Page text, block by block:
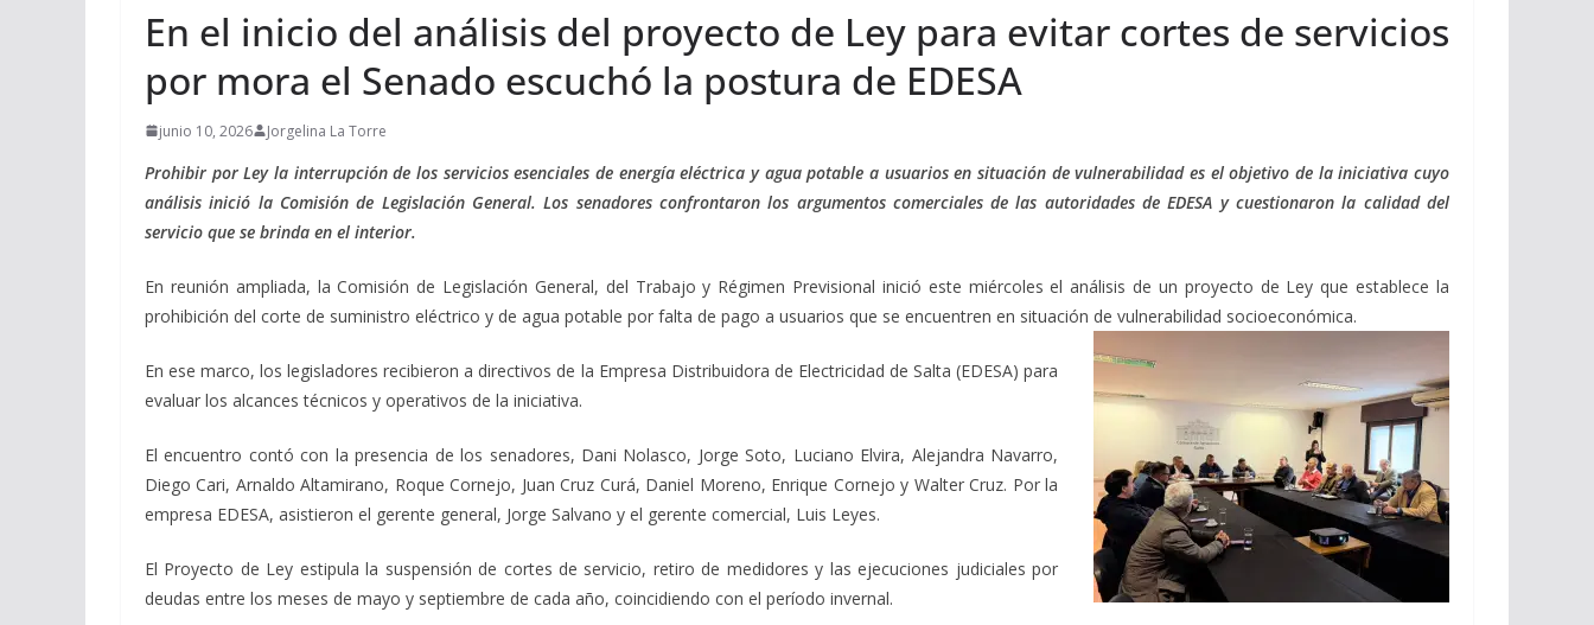
En el inicio del análisis del proyecto de Ley para evitar cortes de servicios
por mora el Senado escuchó la postura de EDESA
junio 10, 2026 Jorgelina La Torre
Prohibir por Ley la interrupción de los servicios esenciales de energía eléctrica y agua potable a usuarios en situación de vulnerabilidad es el objetivo de la iniciativa cuyo
análisis inició la Comisión de Legislación General. Los senadores confrontaron los argumentos comerciales de las autoridades de EDESA y cuestionaron la calidad del
servicio que se brinda en el interior.
En reunión ampliada, la Comisión de Legislación General, del Trabajo y Régimen Previsional inició este miércoles el análisis de un proyecto de Ley que establece la
prohibición del corte de suministro eléctrico y de agua potable por falta de pago a usuarios que se encuentren en situación de vulnerabilidad socioeconómica.
En ese marco, los legisladores recibieron a directivos de la Empresa Distribuidora de Electricidad de Salta (EDESA) para
evaluar los alcances técnicos y operativos de la iniciativa.
El encuentro contó con la presencia de los senadores, Dani Nolasco, Jorge Soto, Luciano Elvira, Alejandra Navarro,
Diego Cari, Arnaldo Altamirano, Roque Cornejo, Juan Cruz Curá, Daniel Moreno, Enrique Cornejo y Walter Cruz. Por la
empresa EDESA, asistieron el gerente general, Jorge Salvano y el gerente comercial, Luis Leyes.
El Proyecto de Ley estipula la suspensión de cortes de servicio, retiro de medidores y las ejecuciones judiciales por
deudas entre los meses de mayo y septiembre de cada año, coincidiendo con el período invernal.